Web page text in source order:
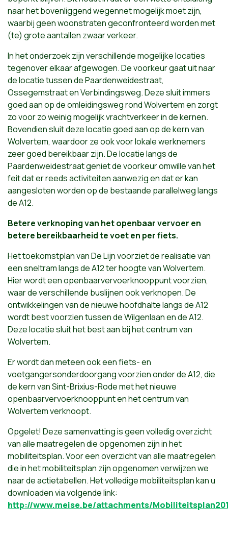
naar het bovenliggend wegennet mogelijk moet zijn,
waarbij geen woonstraten geconfronteerd worden met
(te) grote aantallen zwaar verkeer.
In het onderzoek zijn verschillende mogelijke locaties
tegenover elkaar afgewogen. De voorkeur gaat uit naar
de locatie tussen de Paardenweidestraat,
Ossegemstraat en Verbindingsweg. Deze sluit immers
goed aan op de omleidingsweg rond Wolvertem en zorgt
zo voor zo weinig mogelijk vrachtverkeer in de kernen.
Bovendien sluit deze locatie goed aan op de kern van
Wolvertem, waardoor ze ook voor lokale werknemers
zeer goed bereikbaar zijn. De locatie langs de
Paardenweidestraat geniet de voorkeur omwille van het
feit dat er reeds activiteiten aanwezig en dat er kan
aangesloten worden op de bestaande parallelweg langs
de A12.
Betere verknoping van het openbaar vervoer en
betere bereikbaarheid te voet en per fiets.
Het toekomstplan van De Lijn voorziet de realisatie van
een sneltram langs de A12 ter hoogte van Wolvertem.
Hier wordt een openbaarvervoerknooppunt voorzien,
waar de verschillende buslijnen ook verknopen. De
ontwikkelingen van de nieuwe hoofdhalte langs de A12
wordt best voorzien tussen de Wilgenlaan en de A12.
Deze locatie sluit het best aan bij het centrum van
Wolvertem.
Er wordt dan meteen ook een fiets- en
voetgangersonderdoorgang voorzien onder de A12, die
de kern van Sint-Brixius-Rode met het nieuwe
openbaarvervoerknooppunt en het centrum van
Wolvertem verknoopt.
Opgelet! Deze samenvatting is geen volledig overzicht
van alle maatregelen die opgenomen zijn in het
mobiliteitsplan. Voor een overzicht van alle maatregelen
die in het mobiliteitsplan zijn opgenomen verwijzen we
naar de actietabellen. Het volledige mobiliteitsplan kan u
downloaden via volgende link:
http://www.meise.be/attachments/